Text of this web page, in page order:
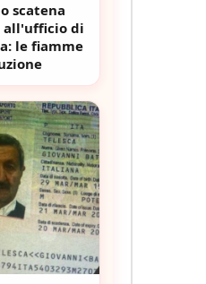
scatena
all'ufficio di
le fiamme